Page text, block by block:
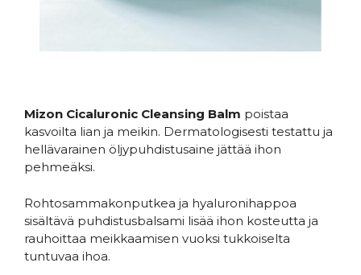
Mizon Cicaluronic Cleansing Balm poistaa
kasvoilta lian ja meikin. Dermatologisesti testattu ja
hellävarainen öljypuhdistusaine jättää ihon
pehmeäksi.
Rohtosammakonputkea ja hyaluronihappoa
sisältävä puhdistusbalsami lisää ihon kosteutta ja
rauhoittaa meikkaamisen vuoksi tukkoiselta
tuntuvaa ihoa.